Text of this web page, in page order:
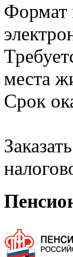
Формат
места
Срок